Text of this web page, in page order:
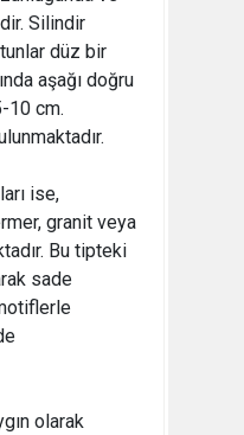
Silindir
düz bir
aşağı doğru
10 cm.
ise,
granit veya
Bu tipteki
sade
olarak